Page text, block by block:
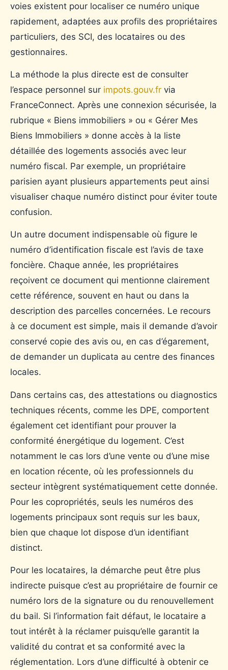
voies existent pour localiser ce numéro unique
rapidement, adaptées aux profils des propriétaires
particuliers, des SCI, des locataires ou des
gestionnaires.
La méthode la plus directe est de consulter
l’espace personnel sur impots.gouv.fr via
FranceConnect. Après une connexion sécurisée, la
rubrique « Biens immobiliers » ou « Gérer Mes
Biens Immobiliers » donne accès à la liste
détaillée des logements associés avec leur
numéro fiscal. Par exemple, un propriétaire
parisien ayant plusieurs appartements peut ainsi
visualiser chaque numéro distinct pour éviter toute
confusion.
Un autre document indispensable où figure le
numéro d’identification fiscale est l’avis de taxe
foncière. Chaque année, les propriétaires
reçoivent ce document qui mentionne clairement
cette référence, souvent en haut ou dans la
description des parcelles concernées. Le recours
à ce document est simple, mais il demande d’avoir
conservé copie des avis ou, en cas d’égarement,
de demander un duplicata au centre des finances
locales.
Dans certains cas, des attestations ou diagnostics
techniques récents, comme les DPE, comportent
également cet identifiant pour prouver la
conformité énergétique du logement. C’est
notamment le cas lors d’une vente ou d’une mise
en location récente, où les professionnels du
secteur intègrent systématiquement cette donnée.
Pour les copropriétés, seuls les numéros des
logements principaux sont requis sur les baux,
bien que chaque lot dispose d’un identifiant
distinct.
Pour les locataires, la démarche peut être plus
indirecte puisque c’est au propriétaire de fournir ce
numéro lors de la signature ou du renouvellement
du bail. Si l’information fait défaut, le locataire a
tout intérêt à la réclamer puisqu’elle garantit la
validité du contrat et sa conformité avec la
réglementation. Lors d’une difficulté à obtenir ce